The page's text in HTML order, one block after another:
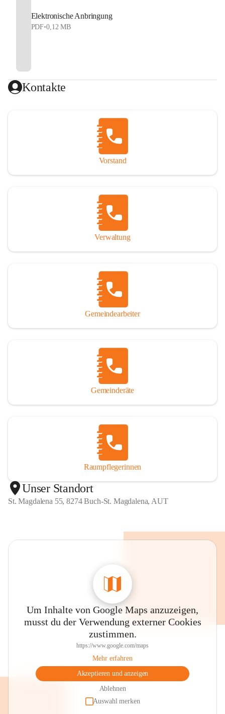
Elektronische Anbringung
PDF•0,12 MB
Kontakte
Vorstand
Verwaltung
Gemeindearbeiter
Gemeinderäte
Raumpflegerinnen
Unser Standort
St. Magdalena 55, 8274 Buch-St. Magdalena, AUT
Um Inhalte von Google Maps anzuzeigen,
musst du der Verwendung externer Cookies
zustimmen.
https://www.google.com/maps
Mehr erfahren
Akzeptieren und anzeigen
Ablehnen
Auswahl merken